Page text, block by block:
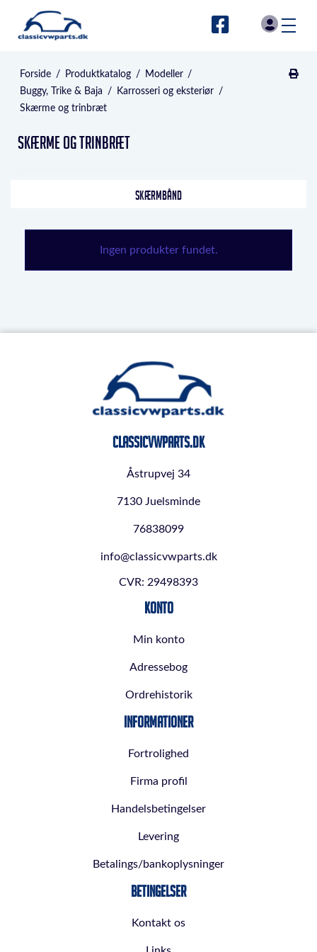
Forside / Produktkatalog / Modeller /
Buggy, Trike & Baja
/ Karrosseri og eksteriør /
Skærme og trinbræt
Skærme og trinbræt
SKÆRMBÅND
Ingen produkter fundet.
ClassicVWParts.dk
Åstrupvej 34
7130 Juelsminde
76838099
info@classicvwparts.dk
CVR: 29498393
Konto
Min konto
Adressebog
Ordrehistorik
Informationer
Fortrolighed
Firma profil
Handelsbetingelser
Levering
Betalings/bankoplysninger
Betingelser
Kontakt os